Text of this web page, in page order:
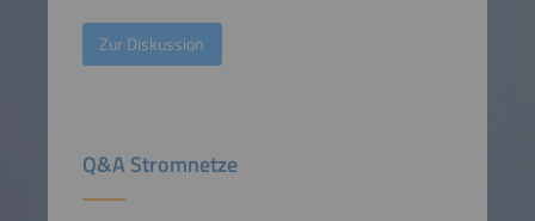
Zur Diskussion
Q&A Stromnetze